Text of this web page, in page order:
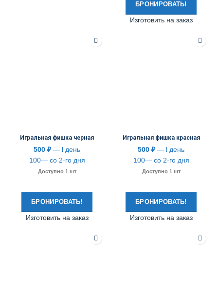
БРОНИРОВАТЬ!
Изготовить на заказ
Игральная фишка черная
500 ₽— l день
100— со 2-го дня
Доступно 1 шт
БРОНИРОВАТЬ!
Изготовить на заказ
Игральная фишка красная
500 ₽— l день
100— со 2-го дня
Доступно 1 шт
БРОНИРОВАТЬ!
Изготовить на заказ